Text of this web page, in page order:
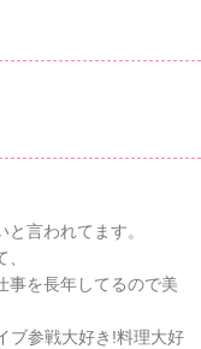
言われてます。
事を長年してるので美
ブ参戦大好き!料理大好